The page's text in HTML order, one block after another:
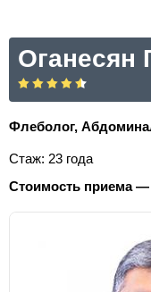
Оганесян
Флеболог,
Стаж: 23 года
Стоимость приема —